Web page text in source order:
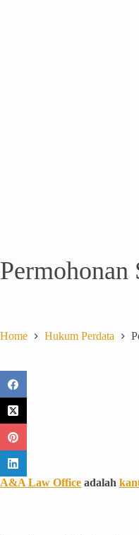
Permohonan
Home Hukum Perdata
A&A Law Office adalah